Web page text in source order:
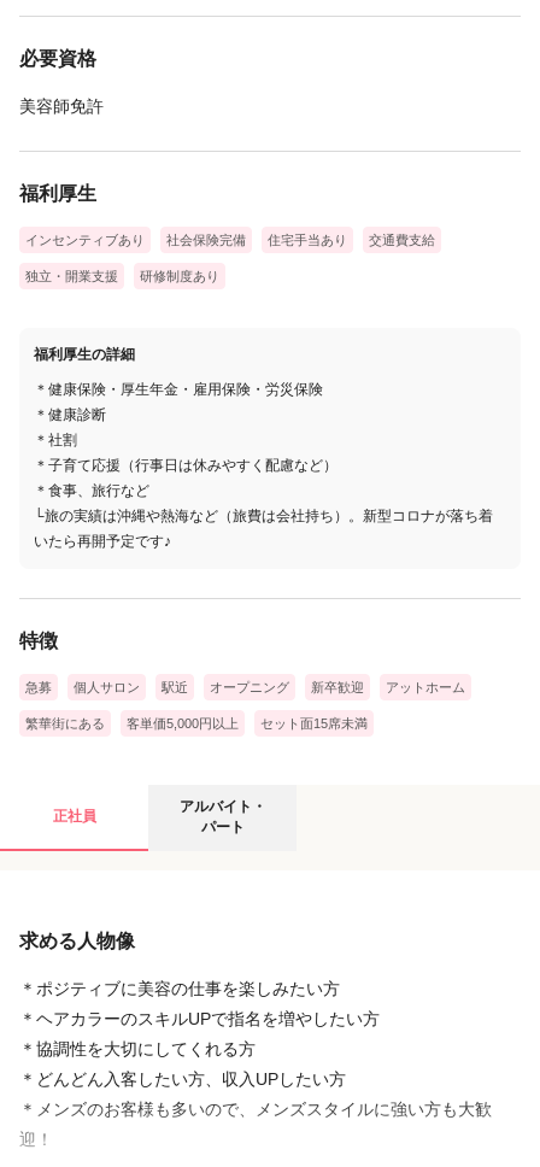
必要資格
美容師免許
福利厚生
インセンティブあり 社会保険完備 住宅手当あり 交通費支給
独立・開業支援 研修制度あり
福利厚生の詳細
＊健康保険・厚生年金・雇用保険・労災保険
＊健康診断
＊社割
＊子育て応援（行事日は休みやすく配慮など）
＊食事、旅行など
└旅の実績は沖縄や熱海など（旅費は会社持ち）。新型コロナが落ち着
いたら再開予定です♪
特徴
急募 個人サロン 駅近 オープニング 新卒歓迎 アットホーム
繁華街にある 客単価5,000円以上 セット面15席未満
アルバイト・パートの募集要項
時給1,300円〜2,000円
◇時給1300円～＋手当＋交通費
└歩合分を時給換算した場合、1500～2000円前後になります♪
［その他］
＊交通費は2万円まで支給
＊店販手当/10％
正社員
アルバイト・
パート
求める人物像
＊ポジティブに美容の仕事を楽しみたい方
＊ヘアカラーのスキルUPで指名を増やしたい方
＊協調性を大切にしてくれる方
＊どんどん入客したい方、収入UPしたい方
＊メンズのお客様も多いので、メンズスタイルに強い方も大歓
迎！